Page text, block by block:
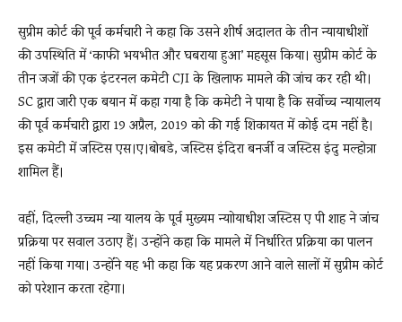
सुप्रीम कोर्ट की पूर्व कर्मचारी ने कहा कि उसने शीर्ष अदालत के तीन न्यायाधीशों
की उपस्थिति में ‘काफी भयभीत और घबराया हुआ’ महसूस किया। सुप्रीम कोर्ट के
तीन जजों की एक इंटरनल कमेटी CJI के खिलाफ मामले की जांच कर रही थी।
SC द्वारा जारी एक बयान में कहा गया है कि कमेटी ने पाया है कि सर्वोच्च न्यायालय
की पूर्व कर्मचारी द्वारा 19 अप्रैल, 2019 को की गई शिकायत में कोई दम नहीं है।
इस कमेटी में जस्टिस एस।ए।बोबडे, जस्टिस इंदिरा बनर्जी व जस्टिस इंदु मल्होत्रा
शामिल हैं।
वहीं, दिल्ली उच्चम न्या यालय के पूर्व मुख्यम न्याोयाधीश जस्टिस ए पी शाह ने जांच
प्रक्रिया पर सवाल उठाए हैं। उन्होंने कहा कि मामले में निर्धारित प्रक्रिया का पालन
नहीं किया गया। उन्होंंने यह भी कहा कि यह प्रकरण आने वाले सालों में सुप्रीम कोर्ट
को परेशान करता रहेगा।